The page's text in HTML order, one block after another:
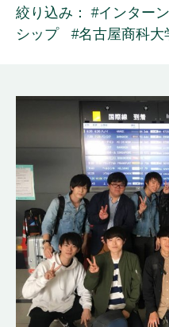
絞り込み： #インター
シップ
#名古屋商科大